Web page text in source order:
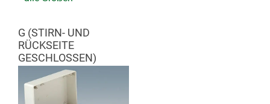
G (STIRN- UND
RÜCKSEITE
GESCHLOSSEN)